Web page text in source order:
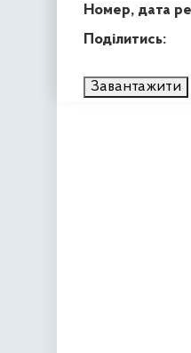
Номер, дата
Поділитись:
Завантажити